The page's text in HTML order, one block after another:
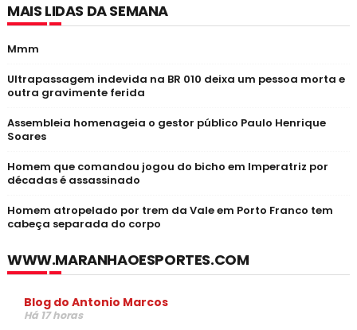
MAIS LIDAS DA SEMANA
Mmm
Ultrapassagem indevida na BR 010 deixa um pessoa morta e
outra gravimente ferida
Assembleia homenageia o gestor público Paulo Henrique
Soares
Homem que comandou jogou do bicho em Imperatriz por
décadas é assassinado
Homem atropelado por trem da Vale em Porto Franco tem
cabeça separada do corpo
WWW.MARANHAOESPORTES.COM
Blog do Antonio Marcos
Há 17 horas